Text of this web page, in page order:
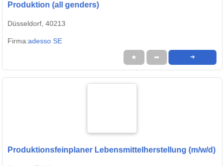
Produktion (all genders)
Düsseldorf, 40213
Firma:adesso SE
★ ➦ ➜
Produktionsfeinplaner Lebensmittelherstellung (m/w/d)